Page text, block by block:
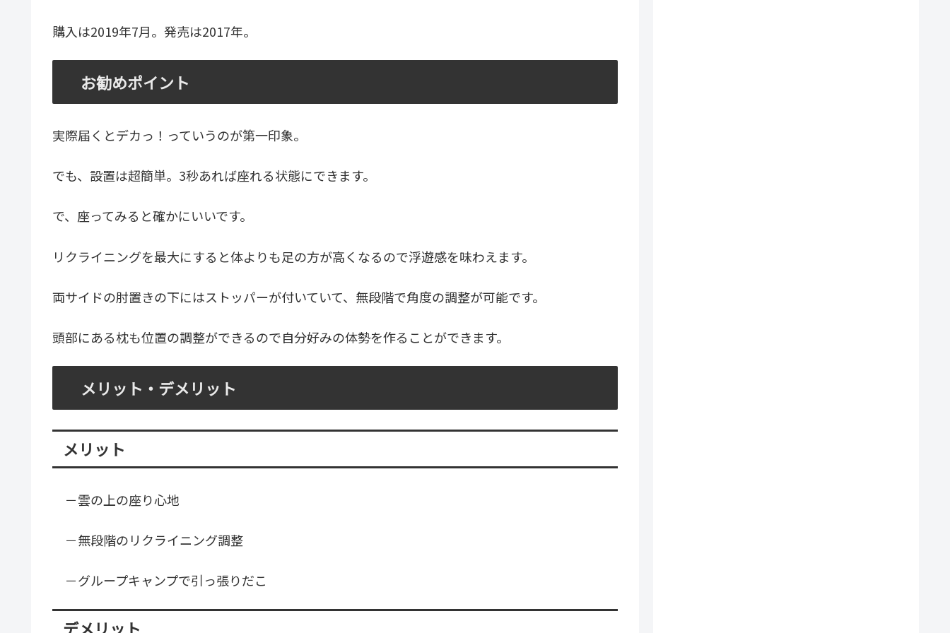
購入は2019年7月。発売は2017年。
お勧めポイント
実際届くとデカっ！っていうのが第一印象。
でも、設置は超簡単。3秒あれば座れる状態にできます。
で、座ってみると確かにいいです。
リクライニングを最大にすると体よりも足の方が高くなるので浮遊感を味わえます。
両サイドの肘置きの下にはストッパーが付いていて、無段階で角度の調整が可能です。
頭部にある枕も位置の調整ができるので自分好みの体勢を作ることができます。
メリット・デメリット
メリット
－雲の上の座り心地
－無段階のリクライニング調整
－グループキャンプで引っ張りだこ
デメリット